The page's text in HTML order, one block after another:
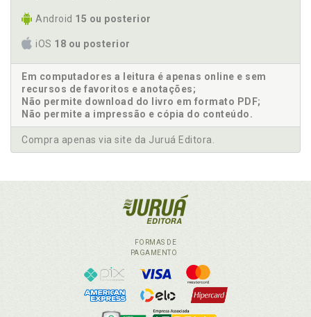
Android 15 ou posterior
iOS 18 ou posterior
Em computadores a leitura é apenas online e sem
recursos de favoritos e anotações;
Não permite download do livro em formato PDF;
Não permite a impressão e cópia do conteúdo.
Compra apenas via site da Juruá Editora.
FORMAS DE
PAGAMENTO